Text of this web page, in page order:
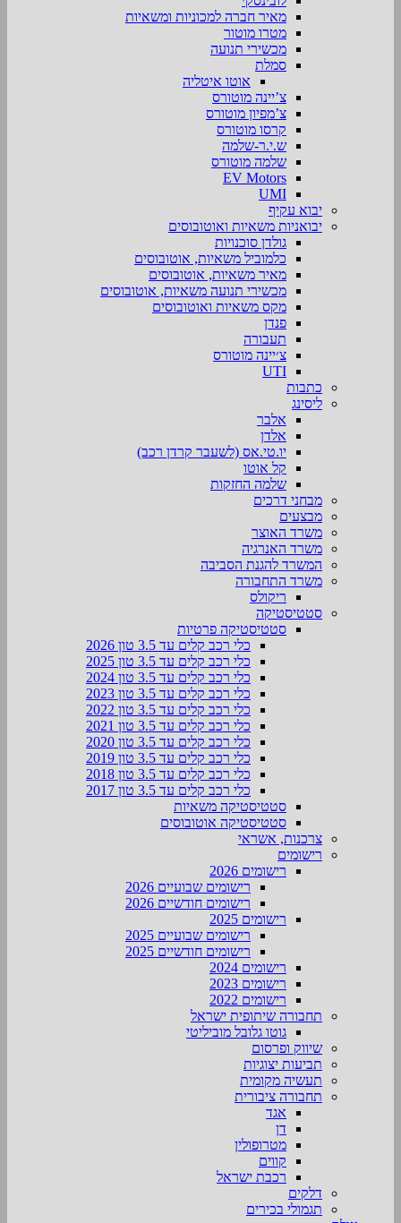
מאיר חברה למכוניות ומשאיות
מטרו מוטור
מכשירי תנועה
סמלת
אוטו איטליה
צ’יינה מוטורס
צ’מפיון מוטורס
קרסו מוטורס
ש.י.ר-שלמה
שלמה מוטורס
EV Motors
UMI
יבוא עקיף
יבואניות משאיות ואוטובוסים
גולדן סוכנויות
כלמוביל משאיות, אוטובוסים
מאיר משאיות, אוטובוסים
מכשירי תנועה משאיות, אוטובוסים
מקס משאיות ואוטובוסים
פנדן
תעבורה
צ׳יינה מוטורס
UTI
כתבות
ליסינג
אלבר
אלדן
יו.טי.אס (לשעבר קרדן רכב)
קל אוטו
שלמה החזקות
מבחני דרכים
מבצעים
משרד האוצר
משרד האנרגיה
המשרד להגנת הסביבה
משרד התחבורה
ריקולס
סטטיסטיקה
סטטיסטיקה פרטיות
כלי רכב קלים עד 3.5 טון 2026
כלי רכב קלים עד 3.5 טון 2025
כלי רכב קלים עד 3.5 טון 2024
כלי רכב קלים עד 3.5 טון 2023
כלי רכב קלים עד 3.5 טון 2022
כלי רכב קלים עד 3.5 טון 2021
כלי רכב קלים עד 3.5 טון 2020
כלי רכב קלים עד 3.5 טון 2019
כלי רכב קלים עד 3.5 טון 2018
כלי רכב קלים עד 3.5 טון 2017
סטטיסטיקה משאיות
סטטיסטיקה אוטובוסים
צרכנות, אשראי
רישומים
רישומים 2026
רישומים שבועיים 2026
רישומים חודשיים 2026
רישומים 2025
רישומים שבועיים 2025
רישומים חודשיים 2025
רישומים 2024
רישומים 2023
רישומים 2022
תחבורה שיתופית ישראל
גוטו גלובל מוביליטי
שיווק ופרסום
תביעות יצוגיות
תעשיה מקומית
תחבורה ציבורית
אגד
דן
מטרופולין
קווים
רכבת ישראל
דלקים
תגמולי בכירים